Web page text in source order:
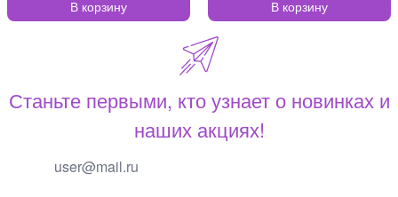
В корзину В корзину
Станьте первыми, кто узнает о новинках и
наших акциях!